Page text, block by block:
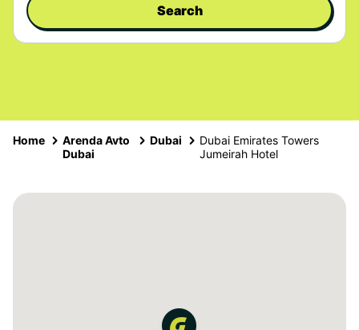
Search
Home
Arenda Avto
Dubai
Dubai
Dubai Emirates Towers
Jumeirah Hotel